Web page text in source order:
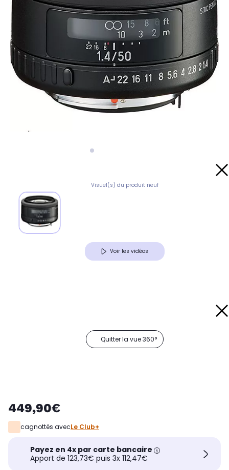
Visuel(s) du produit neuf
Voir les vidéos
Quitter la vue 360°
449,90€
cagnottés avecLe Club+
Payez en 4x par carte bancaire
Apport de 123,73€ puis 3x 112,47€